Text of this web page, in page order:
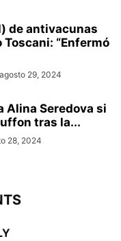
de antivacunas
“Enfermó
agosto 29, 2024
Alina Seredova si
tras la...
28, 2024